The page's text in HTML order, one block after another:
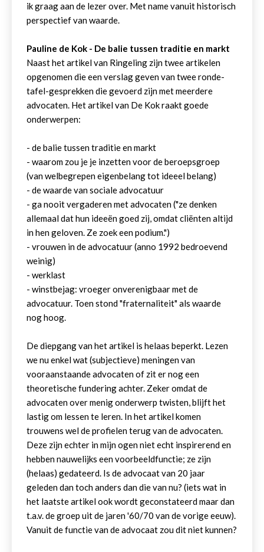
ik graag aan de lezer over. Met name vanuit historisch
perspectief van waarde.
Pauline de Kok - De balie tussen traditie en markt
Naast het artikel van Ringeling zijn twee artikelen
opgenomen die een verslag geven van twee ronde-
tafel-gesprekken die gevoerd zijn met meerdere
advocaten. Het artikel van De Kok raakt goede
onderwerpen:
- de balie tussen traditie en markt
- waarom zou je je inzetten voor de beroepsgroep
(van welbegrepen eigenbelang tot ideeel belang)
- de waarde van sociale advocatuur
- ga nooit vergaderen met advocaten ("ze denken
allemaal dat hun ideeën goed zij, omdat cliënten altijd
in hen geloven. Ze zoek een podium.")
- vrouwen in de advocatuur (anno 1992 bedroevend
weinig)
- werklast
- winstbejag: vroeger onverenigbaar met de
advocatuur. Toen stond "fraternaliteit" als waarde
nog hoog.
De diepgang van het artikel is helaas beperkt. Lezen
we nu enkel wat (subjectieve) meningen van
vooraanstaande advocaten of zit er nog een
theoretische fundering achter. Zeker omdat de
advocaten over menig onderwerp twisten, blijft het
lastig om lessen te leren. In het artikel komen
trouwens wel de profielen terug van de advocaten.
Deze zijn echter in mijn ogen niet echt inspirerend en
hebben nauwelijks een voorbeeldfunctie; ze zijn
(helaas) gedateerd. Is de advocaat van 20 jaar
geleden dan toch anders dan die van nu? (iets wat in
het laatste artikel ook wordt geconstateerd maar dan
t.a.v. de groep uit de jaren '60/70 van de vorige eeuw).
Vanuit de functie van de advocaat zou dit niet kunnen?